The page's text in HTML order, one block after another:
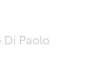
Paolo